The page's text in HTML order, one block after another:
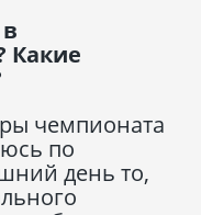
Какие
чемпионата
по
день то,